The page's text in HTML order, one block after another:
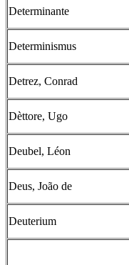
Determinante
Determinismus
Detrez, Conrad
Dèttore, Ugo
Deubel, Léon
Deus, João de
Deuterium